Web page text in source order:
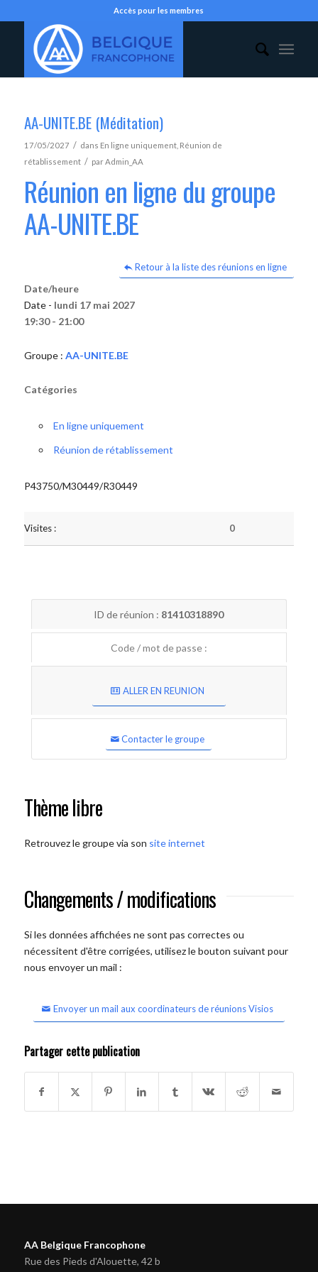
Accès pour les membres
AA-UNITE.BE (Méditation)
17/05/2027 / dans En ligne uniquement, Réunion de
rétablissement / parAdmin_AA
Réunion en ligne du groupe
AA-UNITE.BE
Retour à la liste des réunions en ligne
Date/heure
Date - lundi 17 mai 2027
19:30 - 21:00
Groupe : AA-UNITE.BE
Catégories
En ligne uniquement
Réunion de rétablissement
P43750/M30449/R30449
Visites : 0
ID de réunion : 81410318890
Code / mot de passe :
ALLER EN REUNION
Contacter le groupe
Thème libre
Retrouvez le groupe via son site internet
Changements / modifications
Si les données affichées ne sont pas correctes ou
nécessitent d'être corrigées, utilisez le bouton suivant pour
nous envoyer un mail :
Envoyer un mail aux coordinateurs de réunions Visios
Partager cette publication
AA Belgique Francophone
Rue des Pieds d'Alouette, 42 b